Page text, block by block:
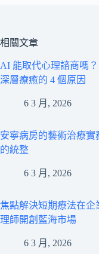
相關文章
AI 能取代心理諮商嗎
深層療癒的 4 個原因
6 3 月, 2026
安寧病房的藝術治療
的統整
6 3 月, 2026
焦點解決短期療法在
理師開創藍海市場
6 3 月, 2026